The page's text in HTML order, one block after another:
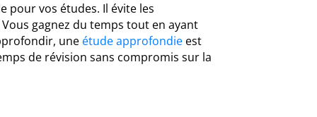
pour vos études. Il évite les
gagnez du temps tout en ayant
une étude approfondie est
de révision sans compromis sur la